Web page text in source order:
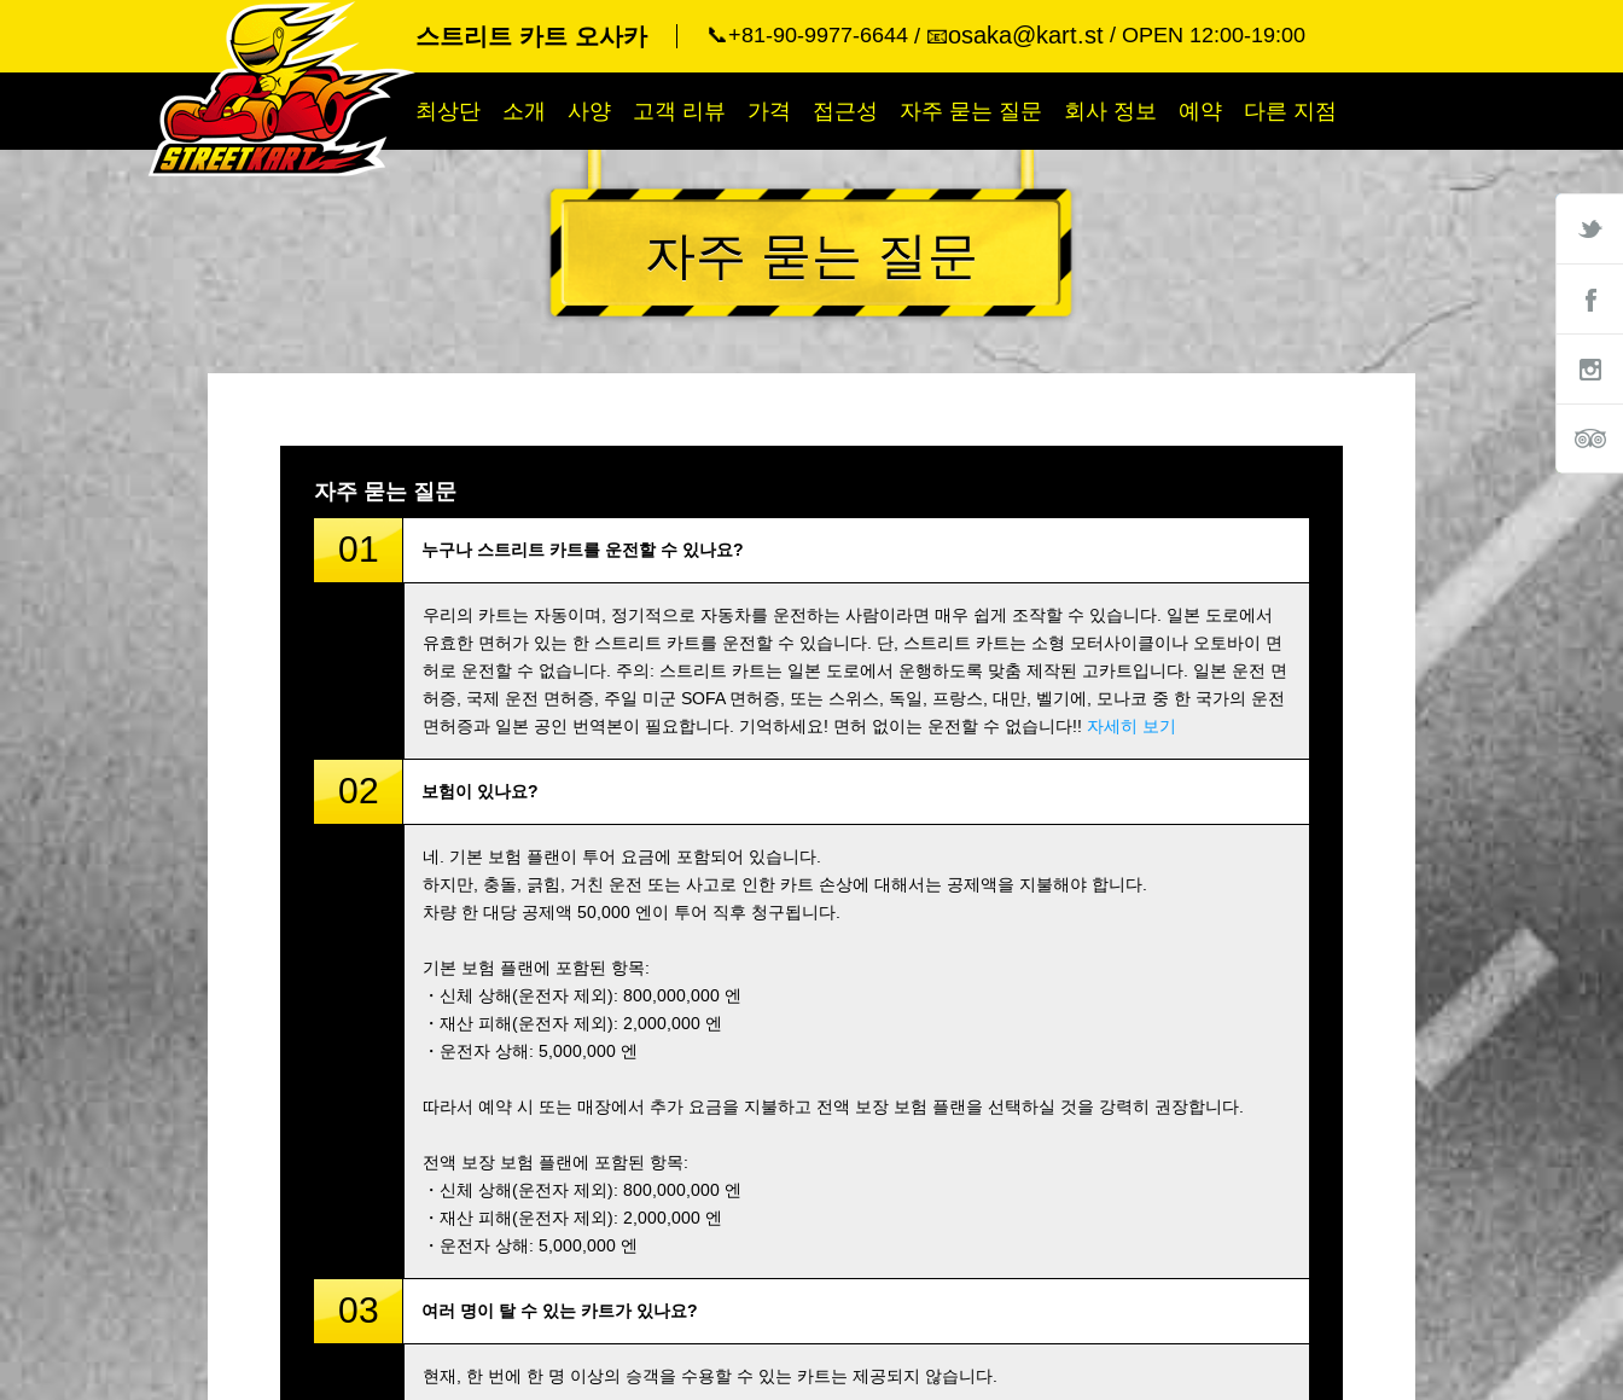
스트리트 카트 오사카 📞+81-90-9977-6644 📧osaka@kart.st OPEN 12:00-19:00
최상단 소개 사양 고객 리뷰 가격 접근성 자주 묻는 질문 회사 정보 예약 다른 지점
자주 묻는 질문
자주 묻는 질문
01 누구나 스트리트 카트를 운전할 수 있나요?
우리의 카트는 자동이며, 정기적으로 자동차를 운전하는 사람이라면 매우 쉽게 조작할 수 있습니다. 일본 도로에서
유효한 면허가 있는 한 스트리트 카트를 운전할 수 있습니다. 단, 스트리트 카트는 소형 모터사이클이나 오토바이 면
허로 운전할 수 없습니다. 주의: 스트리트 카트는 일본 도로에서 운행하도록 맞춤 제작된 고카트입니다. 일본 운전 면
허증, 국제 운전 면허증, 주일 미군 SOFA 면허증, 또는 스위스, 독일, 프랑스, 대만, 벨기에, 모나코 중 한 국가의 운전
면허증과 일본 공인 번역본이 필요합니다. 기억하세요! 면허 없이는 운전할 수 없습니다!! 자세히 보기
02 보험이 있나요?
네. 기본 보험 플랜이 투어 요금에 포함되어 있습니다.
하지만, 충돌, 긁힘, 거친 운전 또는 사고로 인한 카트 손상에 대해서는 공제액을 지불해야 합니다.
차량 한 대당 공제액 50,000 엔이 투어 직후 청구됩니다.
기본 보험 플랜에 포함된 항목:
・신체 상해(운전자 제외): 800,000,000 엔
・재산 피해(운전자 제외): 2,000,000 엔
・운전자 상해: 5,000,000 엔
따라서 예약 시 또는 매장에서 추가 요금을 지불하고 전액 보장 보험 플랜을 선택하실 것을 강력히 권장합니다.
전액 보장 보험 플랜에 포함된 항목:
・신체 상해(운전자 제외): 800,000,000 엔
・재산 피해(운전자 제외): 2,000,000 엔
・운전자 상해: 5,000,000 엔
03 여러 명이 탈 수 있는 카트가 있나요?
현재, 한 번에 한 명 이상의 승객을 수용할 수 있는 카트는 제공되지 않습니다.